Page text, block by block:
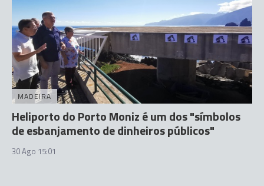
MADEIRA
Heliporto do Porto Moniz é um dos "símbolos
de esbanjamento de dinheiros públicos"
30 Ago 15:01